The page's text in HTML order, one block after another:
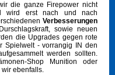
die ganze Firepower nicht
wird erst nach und nach
Verbesserungen
sowie neuen
die Upgrades gegen rote
Spielwelt - vorrangig IN den
werden sollten.
Shop Munition oder
wir ebenfalls.